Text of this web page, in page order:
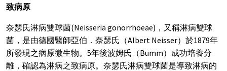
致病原
奈瑟氏淋病雙球菌(Neisseria gonorrhoeae)，又稱淋病雙球
菌，是由德國醫師亞伯．奈瑟氏（Albert Neisser）於1879年
所發現之病原微生物。5年後波姆氏（Bumm）成功培養分
離，確認為淋病之致病原。奈瑟氏淋病雙球菌是導致淋病的